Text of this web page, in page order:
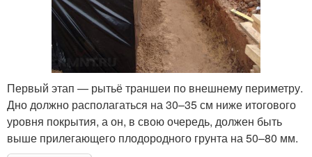
Первый этап — рытьё траншеи по внешнему периметру.
Дно должно располагаться на 30–35 см ниже итогового
уровня покрытия, а он, в свою очередь, должен быть
выше прилегающего плодородного грунта на 50–80 мм.